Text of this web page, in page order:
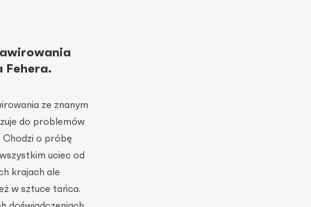
Fehera.
ze znanym
do problemów
Chodzi o próbę
uciec od
krajach ale
w sztuce tańca.